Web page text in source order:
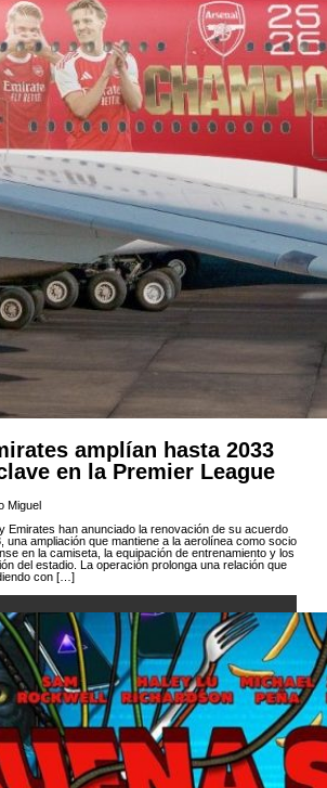
amplían hasta 2033
en la Premier League
Miguel
Emirates han anunciado la renovación de su acuerdo
una ampliación que mantiene a la aerolínea como socio
en la camiseta, la equipación de entrenamiento y los
del estadio. La operación prolonga una relación que
con […]